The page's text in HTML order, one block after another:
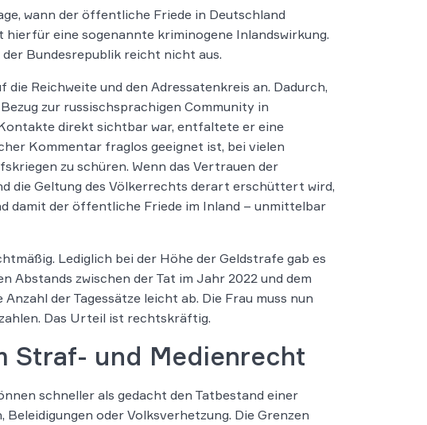
wann der öffentliche Friede in Deutschland
eine sogenannte kriminogene Inlandswirkung.
Bundesrepublik reicht nicht aus.
Reichweite und den Adressatenkreis an. Dadurch,
zur russischsprachigen Community in
direkt sichtbar war, entfaltete er eine
Kommentar fraglos geeignet ist, bei vielen
zu schüren. Wenn das Vertrauen der
die Geltung des Völkerrechts derart erschüttert wird,
damit der öffentliche Friede im Inland – unmittelbar
Lediglich bei der Höhe der Geldstrafe gab es
Abstands zwischen der Tat im Jahr 2022 und dem
der Tagessätze leicht ab. Die Frau muss nun
Das Urteil ist rechtskräftig.
Straf- und Medienrecht
schneller als gedacht den Tatbestand einer
oder Volksverhetzung. Die Grenzen